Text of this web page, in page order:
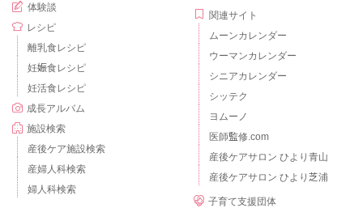
体験談
レシピ
離乳食レシピ
妊娠食レシピ
妊活食レシピ
成長アルバム
施設検索
産後ケア施設検索
産婦人科検索
婦人科検索
関連サイト
ムーンカレンダー
ウーマンカレンダー
シニアカレンダー
シッテク
ヨムーノ
医師監修.com
産後ケアサロン ひより青山
産後ケアサロン ひより芝浦
子育て支援団体